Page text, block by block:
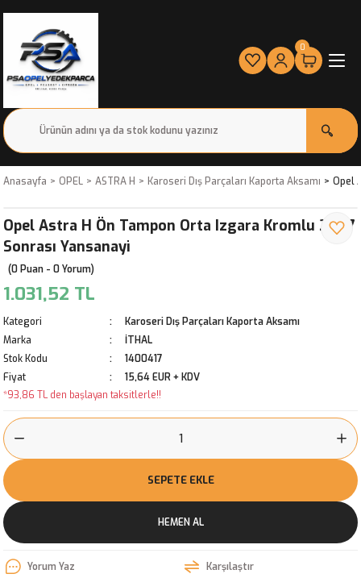
0
Anasayfa OPEL ASTRA H Karoseri Dış Parçaları Kaporta Aksamı Opel
Opel Astra H Ön Tampon Orta Izgara Kromlu 2007
Sonrası Yansanayi
(0 Puan - 0 Yorum)
1.031,52 TL
Kategori
Karoseri Dış Parçaları Kaporta Aksamı
Marka
İTHAL
Stok Kodu
1400417
Fiyat
15,64 EUR + KDV
*93,86 TL den başlayan taksitlerle!!
SEPETE EKLE
HEMEN AL
Yorum Yaz
Karşılaştır